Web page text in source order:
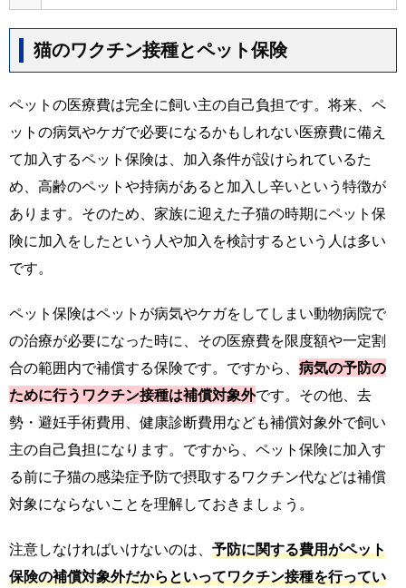
猫のワクチン接種とペット保険
ペットの医療費は完全に飼い主の自己負担です。将来、ペ
ットの病気やケガで必要になるかもしれない医療費に備え
て加入するペット保険は、加入条件が設けられているた
め、高齢のペットや持病があると加入し辛いという特徴が
あります。そのため、家族に迎えた子猫の時期にペット保
険に加入をしたという人や加入を検討するという人は多い
です。
ペット保険はペットが病気やケガをしてしまい動物病院で
の治療が必要になった時に、その医療費を限度額や一定割
合の範囲内で補償する保険です。ですから、 病気の予防の
ために行うワクチン接種は補償対象外です。その他、去
勢・避妊手術費用、健康診断費用なども補償対象外で飼い
主の自己負担になります。ですから、ペット保険に加入す
る前に子猫の感染症予防で摂取するワクチン代などは補償
対象にならないことを理解しておきましょう。
注意しなければいけないのは、 予防に関する費用がペット
保険の補償対象外だからといってワクチン接種を行ってい